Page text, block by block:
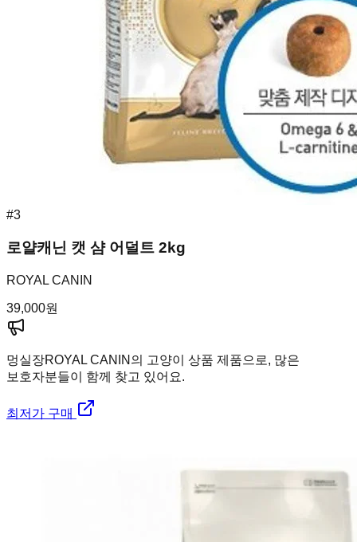
#3
로얄캐닌 캣 샴 어덜트 2kg
ROYAL CANIN
39,000원
멍실장ROYAL CANIN의 고양이 상품 제품으로, 많은
보호자분들이 함께 찾고 있어요.
최저가 구매